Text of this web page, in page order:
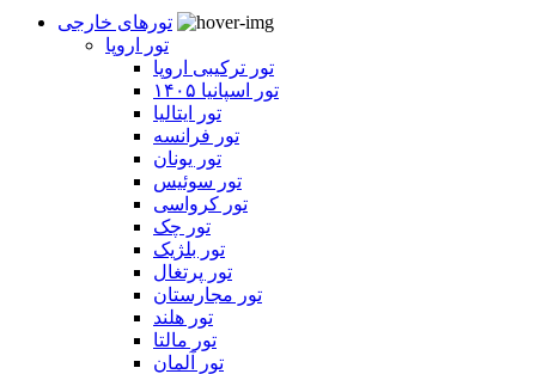
تورهای خارجی
تور اروپا
تور ترکیبی اروپا
تور اسپانیا ۱۴۰۵
تور ایتالیا
تور فرانسه
تور یونان
تور سوئیس
تور کرواسی
تور چک
تور بلژیک
تور پرتغال
تور مجارستان
تور هلند
تور مالتا
تور آلمان